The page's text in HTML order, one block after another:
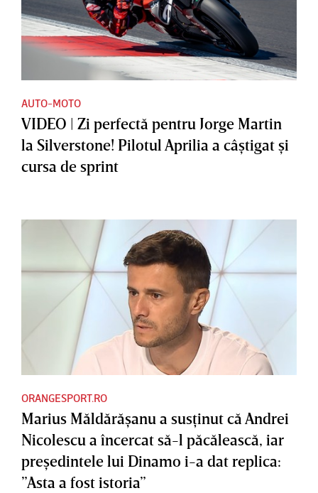
AUTO-MOTO
VIDEO | Zi perfectă pentru Jorge Martin
la Silverstone! Pilotul Aprilia a câştigat şi
cursa de sprint
ORANGESPORT.RO
Marius Măldărăşanu a susţinut că Andrei
Nicolescu a încercat să-l păcălească, iar
preşedintele lui Dinamo i-a dat replica:
”Asta a fost istoria”